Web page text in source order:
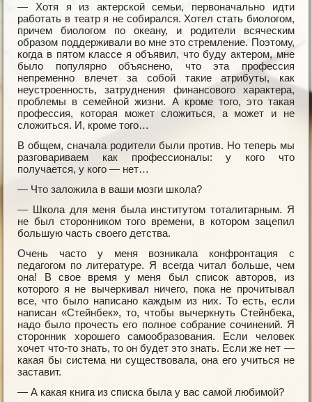
— Хотя я из актерской семьи, первоначально идти
работать в театр я не собирался. Хотел стать биологом,
причем биологом по океану, и родители всяческим
образом поддерживали во мне это стремление. Поэтому,
когда в пятом классе я объявил, что буду актером, мне
было популярно объяснено, что эта профессия
непременно влечет за собой такие атрибуты, как
неустроенность, затруднения финансового характера,
проблемы в семейной жизни. А кроме того, это такая
профессия, которая может сложиться, а может и не
сложиться. И, кроме того…
В общем, сначала родители были против. Но теперь мы
разговариваем как профессионалы: у кого что
получается, у кого — нет…
— Что заложила в ваши мозги школа?
— Школа для меня была институтом тоталитарным. Я
не был сторонником того времени, в котором зацепил
большую часть своего детства.
Очень часто у меня возникала конфронтация с
педагогом по литературе. Я всегда читал больше, чем
она! В свое время у меня был список авторов, из
которого я не вычеркивал ничего, пока не прочитывал
все, что было написано каждым из них. То есть, если
написан «Стейнбек», то, чтобы вычеркнуть Стейнбека,
надо было прочесть его полное собрание сочинений. Я
сторонник хорошего самообразования. Если человек
хочет что-то знать, то он будет это знать. Если же нет —
какая бы система ни существовала, она его учиться не
заставит.
— А какая книга из списка была у вас самой любимой?